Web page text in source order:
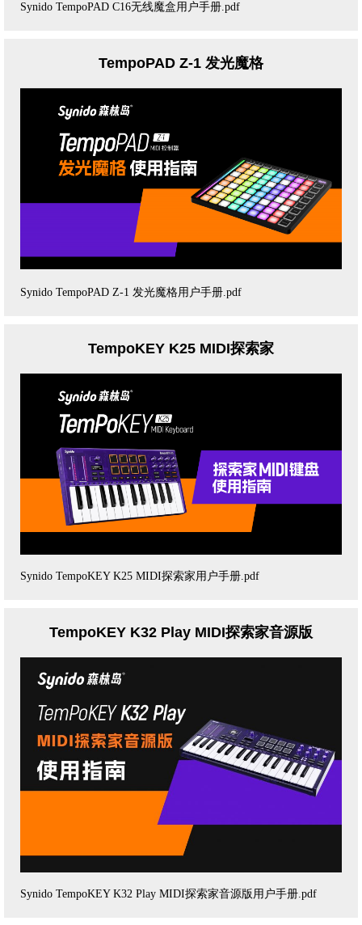
Synido TempoPAD C16无线魔盒用户手册.pdf
TempoPAD Z-1 发光魔格
Synido TempoPAD Z-1 发光魔格用户手册.pdf
TempoKEY K25 MIDI探索家
Synido TempoKEY K25 MIDI探索家用户手册.pdf
TempoKEY K32 Play MIDI探索家音源版
Synido TempoKEY K32 Play MIDI探索家音源版用户手册.pdf